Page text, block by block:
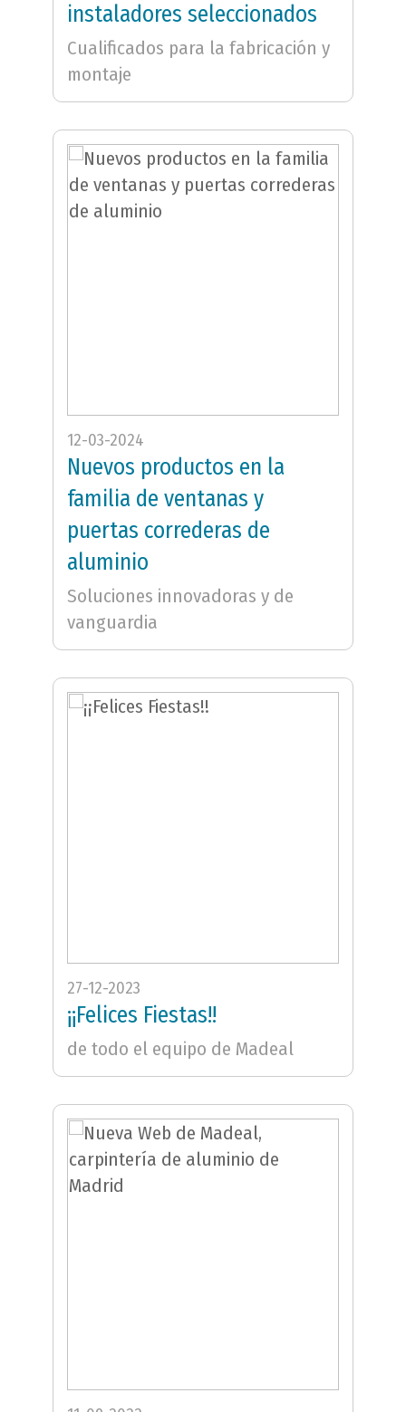
instaladores seleccionados
Cualificados para la fabricación y
montaje
12-03-2024
Nuevos productos en la
familia de ventanas y
puertas correderas de
aluminio
Soluciones innovadoras y de
vanguardia
27-12-2023
¡¡Felices Fiestas!!
de todo el equipo de Madeal